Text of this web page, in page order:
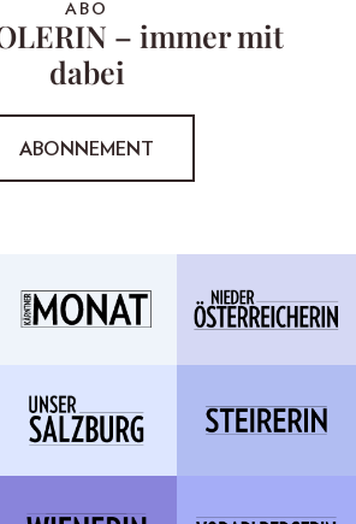
ABO
– immer mit
dabei
ABONNEMENT